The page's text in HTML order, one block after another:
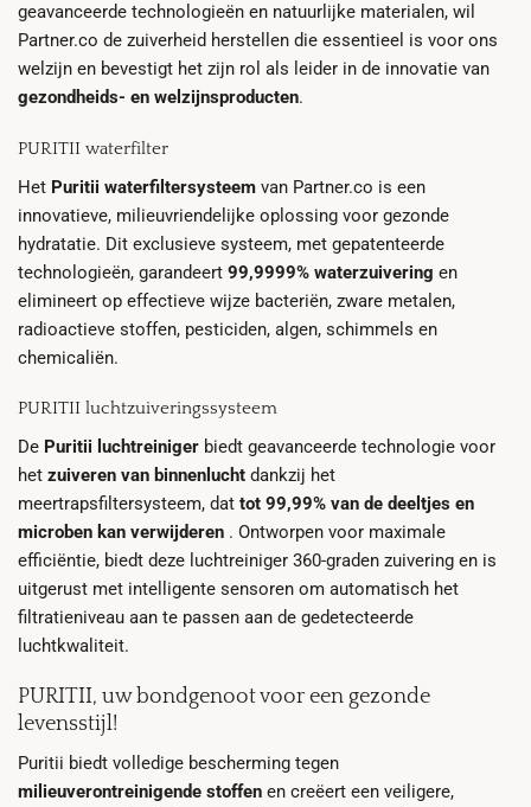
geavanceerde technologieën en natuurlijke materialen, wil
Partner.co de zuiverheid herstellen die essentieel is voor ons
welzijn en bevestigt het zijn rol als leider in de innovatie van
gezondheids- en welzijnsproducten.
PURITII waterfilter
Het Puritii waterfiltersysteem van Partner.co is een
innovatieve, milieuvriendelijke oplossing voor gezonde
hydratatie. Dit exclusieve systeem, met gepatenteerde
technologieën, garandeert 99,9999% waterzuivering en
elimineert op effectieve wijze bacteriën, zware metalen,
radioactieve stoffen, pesticiden, algen, schimmels en
chemicaliën.
PURITII luchtzuiveringssysteem
De Puritii luchtreiniger biedt geavanceerde technologie voor
het zuiveren van binnenlucht dankzij het
meertrapsfiltersysteem, dat tot 99,99% van de deeltjes en
microben kan verwijderen . Ontworpen voor maximale
efficiëntie, biedt deze luchtreiniger 360-graden zuivering en is
uitgerust met intelligente sensoren om automatisch het
filtratieniveau aan te passen aan de gedetecteerde
luchtkwaliteit.
PURITII, uw bondgenoot voor een gezonde
levensstijl!
Puritii biedt volledige bescherming tegen
milieuverontreinigende stoffen en creëert een veiligere,